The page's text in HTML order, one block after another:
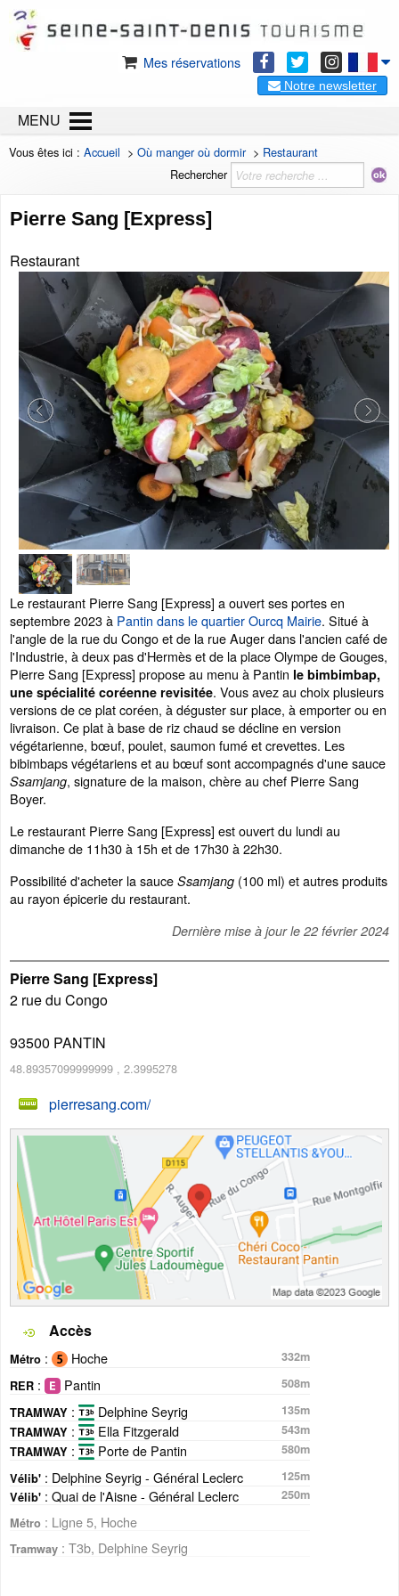
Mes réservations
Notre newsletter
MENU
Vous êtes ici : Accueil > Où manger où dormir> Restaurant
Rechercher
Pierre Sang [Express]
Restaurant
Le restaurant Pierre Sang [Express] a ouvert ses portes en
septembre 2023 à Pantin dans le quartier Ourcq Mairie. Situé à
l'angle de la rue du Congo et de la rue Auger dans l'ancien café de
l'Industrie, à deux pas d'Hermès et de la place Olympe de Gouges,
Pierre Sang [Express] propose au menu à Pantin le bimbimbap,
une spécialité coréenne revisitée. Vous avez au choix plusieurs
versions de ce plat coréen, à déguster sur place, à emporter ou en
livraison. Ce plat à base de riz chaud se décline en version
végétarienne, bœuf, poulet, saumon fumé et crevettes. Les
bibimbaps végétariens et au bœuf sont accompagnés d'une sauce
Ssamjang, signature de la maison, chère au chef Pierre Sang
Boyer.
Le restaurant Pierre Sang [Express] est ouvert du lundi au
dimanche de 11h30 à 15h et de 17h30 à 22h30.
Possibilité d'acheter la sauce Ssamjang (100 ml) et autres produits
au rayon épicerie du restaurant.
Dernière mise à jour le 22 février 2024
Pierre Sang [Express]
2 rue du Congo
93500 PANTIN
48.89357099999999 , 2.3995278
pierresang.com/
Accès
Métro : Hoche
332m
RER : Pantin
508m
TRAMWAY : Delphine Seyrig
135m
TRAMWAY : Ella Fitzgerald
543m
TRAMWAY : Porte de Pantin
580m
Vélib' : Delphine Seyrig - Général Leclerc
125m
Vélib' : Quai de l'Aisne - Général Leclerc
250m
Métro : Ligne 5, Hoche
Tramway : T3b, Delphine Seyrig